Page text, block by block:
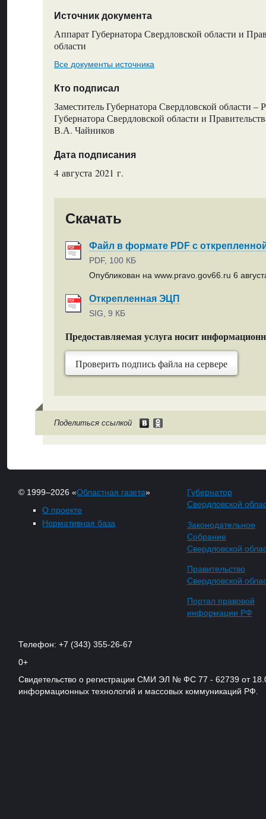
Источник документа
Аппарат Губернатора Свердловской области и
области
Все документы источника
Кто подписал
Заместитель Губернатора Свердловской области –
Губернатора Свердловской области и
В.А. Чайников
Дата подписания
4 августа 2021 г.
Скачать
Файл в формате PDF с
PDF, 100 КБ
Опубликован на www.pravo.gov66.ru 6
Открепленная ЭЦП
SIG, 9 КБ
Предоставляемая услуга носит
Проверить подпись файла на сервере
Поделиться ссылкой
© 1999–2026 «Областная газета»
О проекте
Нормативная база
Губернатор
Свердловской
Законодательное
Собрание
Свердловской
Правительство
Свердловской
Портал правовой
информации РФ
Телефон: +7 (343) 355-26-67
0+
Свидетельство о регистрации СМИ ЭЛ № ФС 77 - 62739 от
информационных технологий и массовых коммуникаций РФ.